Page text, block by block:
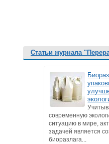
Статьи журнала
современную
ситуацию в мире,
задачей является
биоразлага...